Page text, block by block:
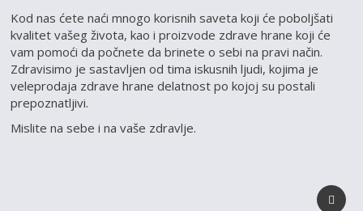
Kod nas ćete naći mnogo korisnih saveta koji će poboljšati
kvalitet vašeg života, kao i proizvode zdrave hrane koji će
vam pomoći da počnete da brinete o sebi na pravi način.
Zdravisimo je sastavljen od tima iskusnih ljudi, kojima je
veleprodaja zdrave hrane delatnost po kojoj su postali
prepoznatljivi.
Mislite na sebe i na vaše zdravlje.